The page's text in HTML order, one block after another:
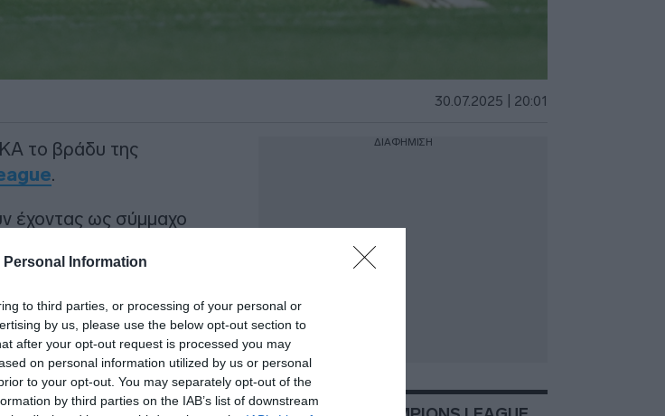
Personal Information
to third parties, or processing of your personal or
by us, please use the below opt-out section to
after your opt-out request is processed you may
on personal information utilized by us or personal
to your opt-out. You may separately opt-out of the
by third parties on the IAB’s list of downstream
30.07.2025 | 20:01
το βράδυ της
.
έχοντας ως σύμμαχο
ΔΙΑΦΗΜΙΣΗ